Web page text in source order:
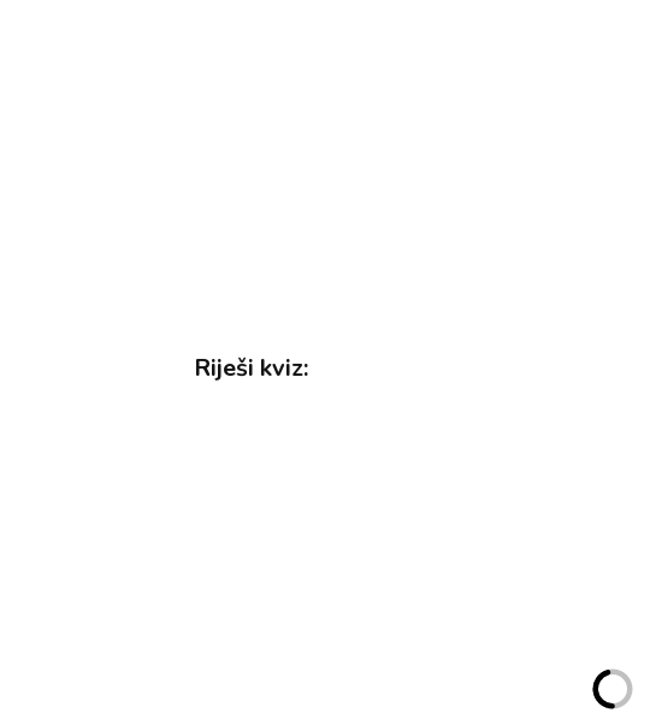
Riješi kviz: